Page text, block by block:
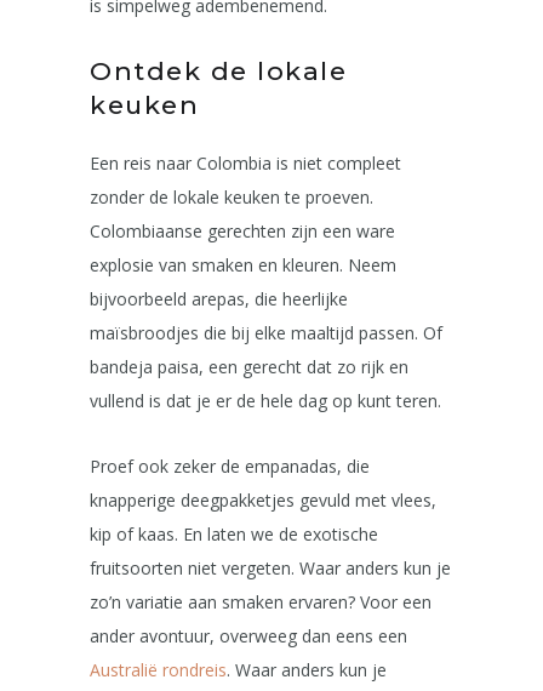
is simpelweg adembenemend.
Ontdek de lokale
keuken
Een reis naar Colombia is niet compleet
zonder de lokale keuken te proeven.
Colombiaanse gerechten zijn een ware
explosie van smaken en kleuren. Neem
bijvoorbeeld arepas, die heerlijke
maïsbroodjes die bij elke maaltijd passen. Of
bandeja paisa, een gerecht dat zo rijk en
vullend is dat je er de hele dag op kunt teren.
Proef ook zeker de empanadas, die
knapperige deegpakketjes gevuld met vlees,
kip of kaas. En laten we de exotische
fruitsoorten niet vergeten. Waar anders kun je
zo’n variatie aan smaken ervaren? Voor een
ander avontuur, overweeg dan eens een
Australië rondreis. Waar anders kun je